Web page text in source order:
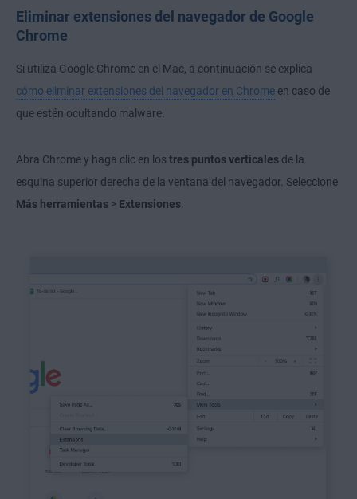
Eliminar extensiones del navegador de Google
Chrome
Si utiliza Google Chrome en el Mac, a continuación se explica
cómo eliminar extensiones del navegador en Chrome en caso de
que estén ocultando malware.
Abra Chrome y haga clic en los tres puntos verticales de la
esquina superior derecha de la ventana del navegador. Seleccione
Más herramientas > Extensiones